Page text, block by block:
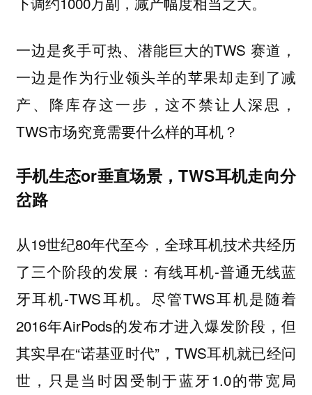
一边是炙手可热、潜能巨大的TWS 赛道，
一边是作为行业领头羊的苹果却走到了减
产、降库存这一步，这不禁让人深思，
TWS市场究竟需要什么样的耳机？
手机生态or垂直场景，TWS耳机走向分
岔路
从19世纪80年代至今，全球耳机技术共经历
了三个阶段的发展：有线耳机-普通无线蓝
牙耳机-TWS耳机。尽管TWS耳机是随着
2016年AirPods的发布才进入爆发阶段，但
其实早在“诺基亚时代”，TWS耳机就已经问
世，只是当时因受制于蓝牙1.0的带宽局